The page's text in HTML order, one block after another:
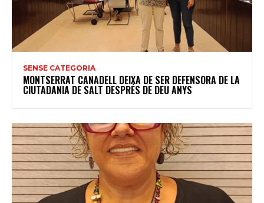
SENSE CATEGORIA
MONTSERRAT CANADELL DEIXA DE SER DEFENSORA DE LA
CIUTADANIA DE SALT DESPRÉS DE DEU ANYS